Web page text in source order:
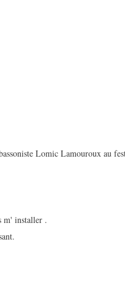
Lomic Lamouroux au
m' installer .